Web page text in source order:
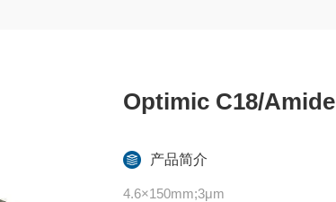
Optimic C18/Amide
产品简介
4.6×150mm;3μm